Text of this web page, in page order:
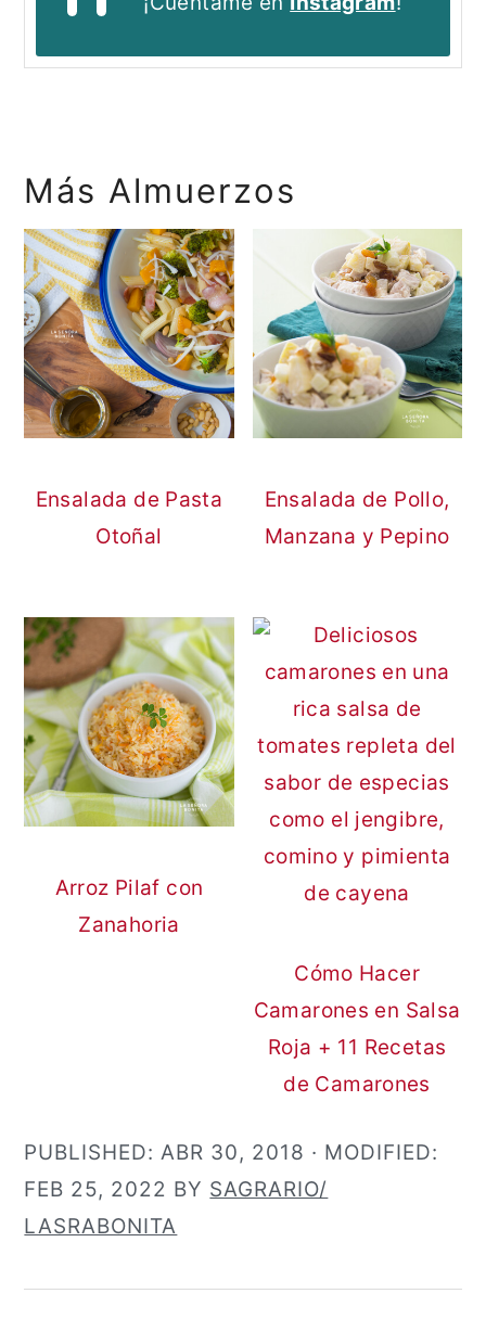
Más Almuerzos
Ensalada de Pasta
Otoñal
Ensalada de Pollo,
Manzana y Pepino
Arroz Pilaf con
Zanahoria
Cómo Hacer
Camarones en Salsa
Roja + 11 Recetas
de Camarones
PUBLISHED:ABR 30, 2018 · MODIFIED:
FEB 25, 2022 BY SAGRARIO/
LASRABONITA